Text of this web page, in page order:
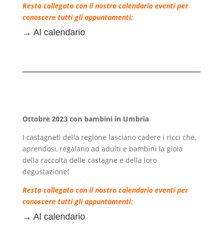
Resta collegato con il nostro calendario eventi per
conoscere tutti gli appuntamenti:
→ Al calendario
Ottobre 2023 con bambini in Umbria
I castagneti della regione lasciano cadere i ricci che,
aprendosi, regalano ad adulti e bambini la gioia
della raccolta delle castagne e della loro
degustazione!
Resta collegato con il nostro calendario eventi per
conoscere tutti gli appuntamenti:
→ Al calendario